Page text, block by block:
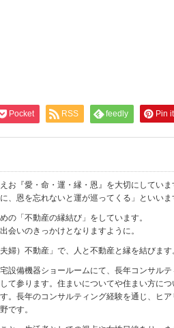
Pocket RSS feedly Pin it
お『愛・命・運・縁・恩』を大切にしていま
、恩を忘れないと運が巡ってくる」といいま
の「不動産の縁結び」をしています。
会いのきっかけとなりますように。
婦）不動産」で、人と不動産と縁を結びます
設備機器ショールームにて、長年コンサル
て参ります。住まいについてや住まい方に
。長年のコンサルティング経験を通じ、ヒ
です。